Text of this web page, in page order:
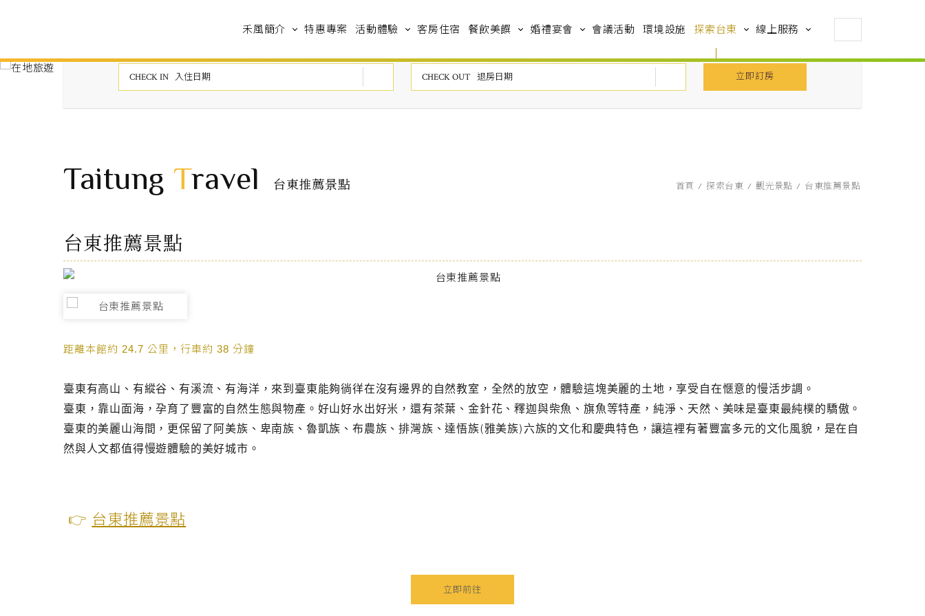
禾風簡介 特惠專案 活動體驗 客房住宿 餐飲美饌 婚禮宴會 會議活動 環境設施 探索台東 線上服務
立即訂房
Taitung Travel 台東推薦景點 首頁 探索台東 觀光景點 台東推薦景點
台東推薦景點
距離本館約 24.7 公里，行車約 38 分鐘
臺東有高山、有縱谷、有溪流、有海洋，來到臺東能夠徜徉在沒有邊界的自然教室，全然的放空，體驗這塊美麗的土地，享受自在愜意的慢活步調。
臺東，靠山面海，孕育了豐富的自然生態與物產。好山好水出好米，還有茶葉、金針花、釋迦與柴魚、旗魚等特產，純淨、天然、美味是臺東最純樸的驕傲。
臺東的美麗山海間，更保留了阿美族、卑南族、魯凱族、布農族、排灣族、達悟族(雅美族)六族的文化和慶典特色，讓這裡有著豐富多元的文化風貌，是在自
然與人文都值得慢遊體驗的美好城市。
👉 台東推薦景點
立即前往